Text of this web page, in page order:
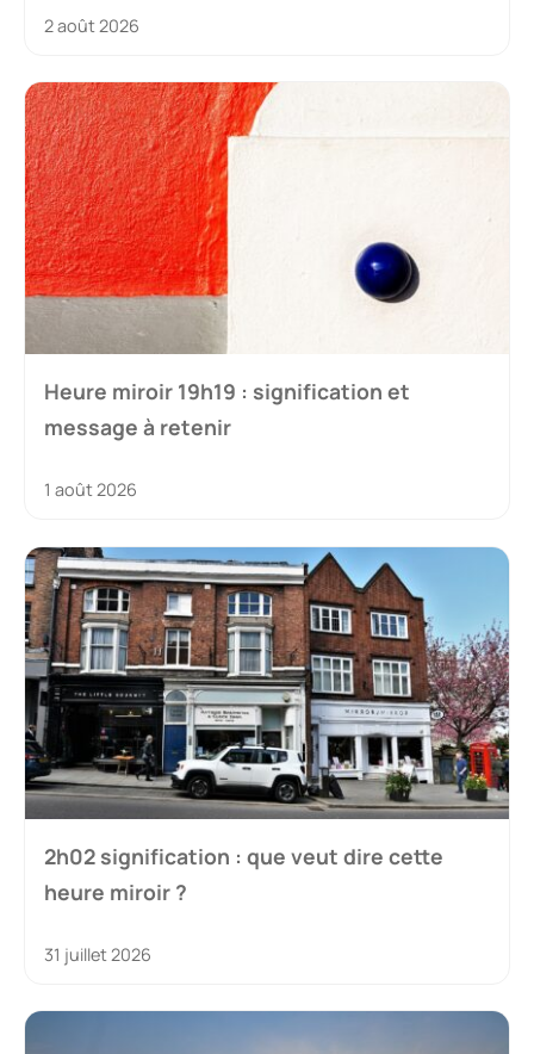
2 août 2026
Heure miroir 19h19 : signification et
message à retenir
1 août 2026
2h02 signification : que veut dire cette
heure miroir ?
31 juillet 2026